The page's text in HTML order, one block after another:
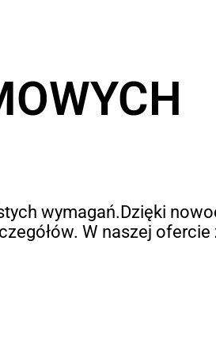
wymagań.Dzięki
W naszej ofercie